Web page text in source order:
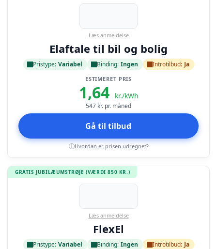
Læs anmeldelse
Elaftale til bil og bolig
Pristype: Variabel Binding: Ingen Introtilbud: Ja
ESTIMERET PRIS
1,64 kr./kWh
547 kr. pr. måned
Gå til tilbud
i Hvordan er prisen udregnet?
GRATIS JUBILÆUMSTRØJE (VÆRDI 850 KR.)
Læs anmeldelse
FlexEl
Pristype: Variabel Binding: Ingen Introtilbud: Ja